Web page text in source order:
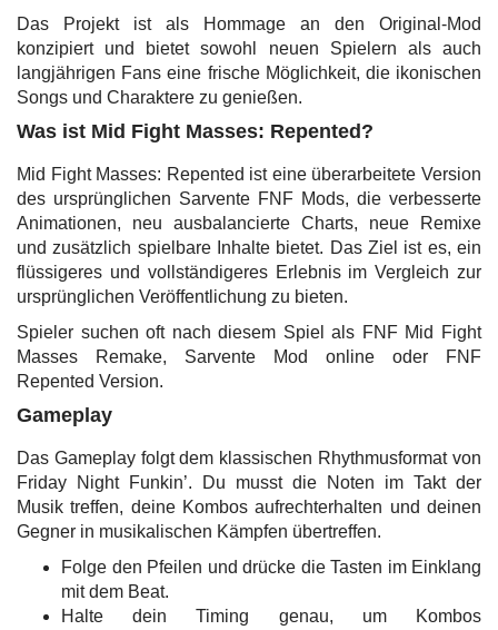
Das Projekt ist als Hommage an den Original-Mod
konzipiert und bietet sowohl neuen Spielern als auch
langjährigen Fans eine frische Möglichkeit, die ikonischen
Songs und Charaktere zu genießen.
Was ist Mid Fight Masses: Repented?
Mid Fight Masses: Repented ist eine überarbeitete Version
des ursprünglichen Sarvente FNF Mods, die verbesserte
Animationen, neu ausbalancierte Charts, neue Remixe
und zusätzlich spielbare Inhalte bietet. Das Ziel ist es, ein
flüssigeres und vollständigeres Erlebnis im Vergleich zur
ursprünglichen Veröffentlichung zu bieten.
Spieler suchen oft nach diesem Spiel als FNF Mid Fight
Masses Remake, Sarvente Mod online oder FNF
Repented Version.
Gameplay
Das Gameplay folgt dem klassischen Rhythmusformat von
Friday Night Funkin’. Du musst die Noten im Takt der
Musik treffen, deine Kombos aufrechterhalten und deinen
Gegner in musikalischen Kämpfen übertreffen.
Folge den Pfeilen und drücke die Tasten im Einklang
mit dem Beat.
Halte dein Timing genau, um Kombos